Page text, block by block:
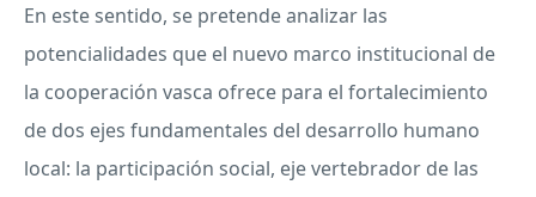
En este sentido, se pretende analizar las
potencialidades que el nuevo marco institucional de
la cooperación vasca ofrece para el fortalecimiento
de dos ejes fundamentales del desarrollo humano
local: la participación social, eje vertebrador de las